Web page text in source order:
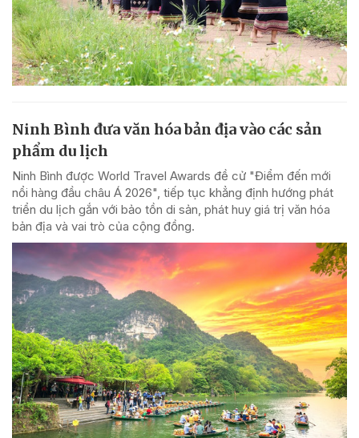
Ninh Bình đưa văn hóa bản địa vào các sản
phẩm du lịch
Ninh Bình được World Travel Awards đề cử "Điểm đến mới
nổi hàng đầu châu Á 2026", tiếp tục khẳng định hướng phát
triển du lịch gắn với bảo tồn di sản, phát huy giá trị văn hóa
bản địa và vai trò của cộng đồng.